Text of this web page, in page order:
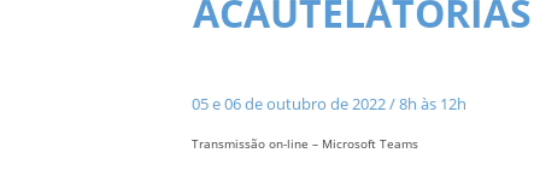
ACAUTELATÓRIAS
05 e 06 de outubro de 2022 / 8h às 12h
Transmissão on-line – Microsoft Teams